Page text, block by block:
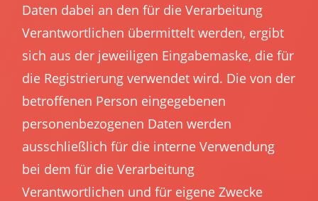
Daten dabei an den für die Verarbeitung
Verantwortlichen übermittelt werden, ergibt
sich aus der jeweiligen Eingabemaske, die für
die Registrierung verwendet wird. Die von der
betroffenen Person eingegebenen
personenbezogenen Daten werden
ausschließlich für die interne Verwendung
bei dem für die Verarbeitung
Verantwortlichen und für eigene Zwecke